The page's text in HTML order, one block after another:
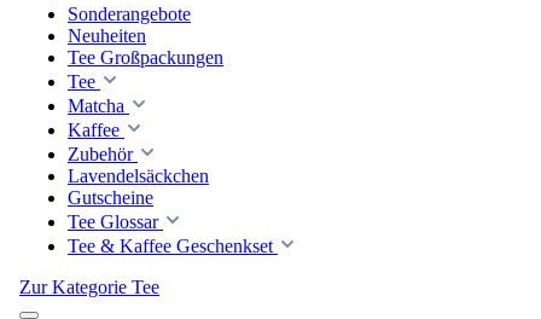
Sonderangebote
Neuheiten
Tee Großpackungen
Tee
Matcha
Kaffee
Zubehör
Lavendelsäckchen
Gutscheine
Tee Glossar
Tee & Kaffee Geschenkset
Zur Kategorie Tee